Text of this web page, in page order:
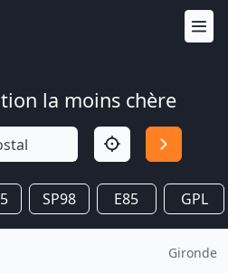
la moins chère
SP98 E85 GPL
Gironde